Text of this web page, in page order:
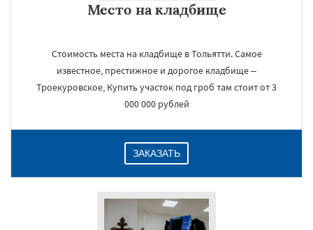
Место на кладбище
Стоимость места на кладбище в Тольятти. Самое
известное, престижное и дорогое кладбище –
Троекуровское, Купить участок под гроб там стоит от 3
000 000 рублей
ЗАКАЗАТЬ
Даю согласие на обработку персональных данных